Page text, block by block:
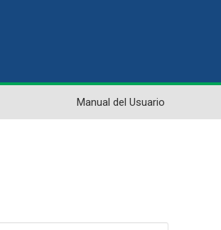
Manual del Usuario